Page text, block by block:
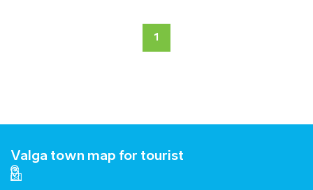
1
Valga town map for tourist